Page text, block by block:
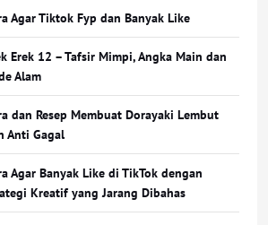
Agar Tiktok Fyp dan Banyak Like
Erek 12 – Tafsir Mimpi, Angka Main dan
Alam
dan Resep Membuat Dorayaki Lembut
Anti Gagal
Agar Banyak Like di TikTok dengan
Kreatif yang Jarang Dibahas